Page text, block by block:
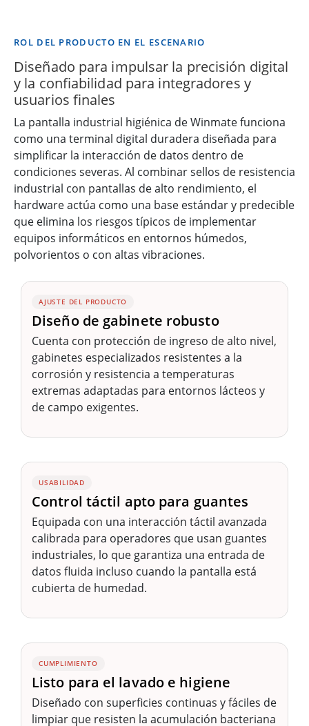
ROL DEL PRODUCTO EN EL ESCENARIO
Diseñado para impulsar la precisión digital
y la confiabilidad para integradores y
usuarios finales
La pantalla industrial higiénica de Winmate funciona
como una terminal digital duradera diseñada para
simplificar la interacción de datos dentro de
condiciones severas. Al combinar sellos de resistencia
industrial con pantallas de alto rendimiento, el
hardware actúa como una base estándar y predecible
que elimina los riesgos típicos de implementar
equipos informáticos en entornos húmedos,
polvorientos o con altas vibraciones.
AJUSTE DEL PRODUCTO
Diseño de gabinete robusto
Cuenta con protección de ingreso de alto nivel,
gabinetes especializados resistentes a la
corrosión y resistencia a temperaturas
extremas adaptadas para entornos lácteos y
de campo exigentes.
USABILIDAD
Control táctil apto para guantes
Equipada con una interacción táctil avanzada
calibrada para operadores que usan guantes
industriales, lo que garantiza una entrada de
datos fluida incluso cuando la pantalla está
cubierta de humedad.
CUMPLIMIENTO
Listo para el lavado e higiene
Diseñado con superficies continuas y fáciles de
limpiar que resisten la acumulación bacteriana